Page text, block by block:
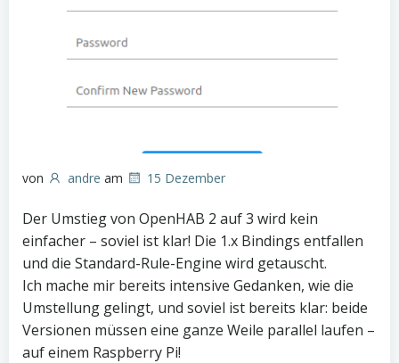
von andre am 15 Dezember
Der Umstieg von OpenHAB 2 auf 3 wird kein
einfacher – soviel ist klar! Die 1.x Bindings entfallen
und die Standard-Rule-Engine wird getauscht.
Ich mache mir bereits intensive Gedanken, wie die
Umstellung gelingt, und soviel ist bereits klar: beide
Versionen müssen eine ganze Weile parallel laufen –
auf einem Raspberry Pi!